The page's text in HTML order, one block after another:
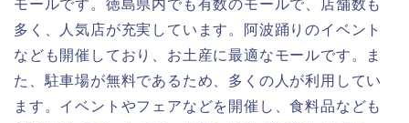
モールです。徳島県内でも有数のモールで、店舗数も
多く、人気店が充実しています。阿波踊りのイベント
なども開催しており、お土産に最適なモールです。ま
た、駐車場が無料であるため、多くの人が利用してい
ます。イベントやフェアなどを開催し、食料品なども